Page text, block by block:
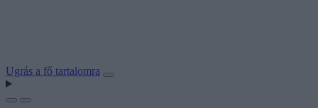
Ugrás a fő tartalomra